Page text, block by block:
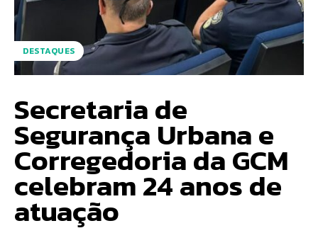
DESTAQUES
Secretaria de
Segurança Urbana e
Corregedoria da GCM
celebram 24 anos de
atuação